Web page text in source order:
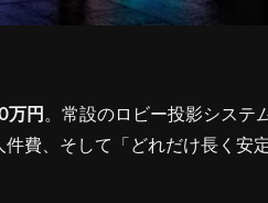
万円 。常設のロビー投影システ
費、そして「どれだけ長く安